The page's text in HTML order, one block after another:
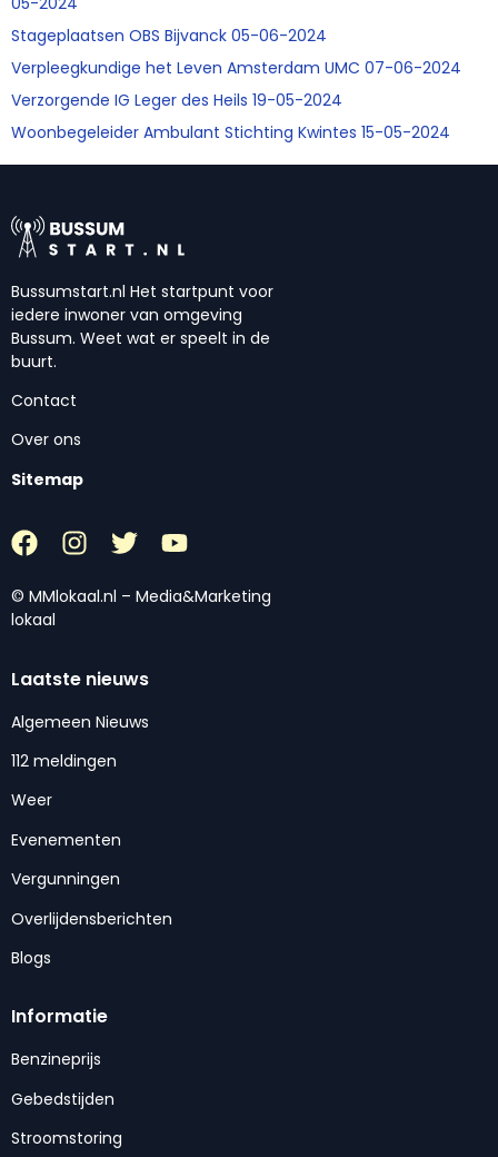
Stageplaatsen OBS Bijvanck 05-06-2024
Verpleegkundige het Leven Amsterdam UMC 07-06-2024
Verzorgende IG Leger des Heils 19-05-2024
Woonbegeleider Ambulant Stichting Kwintes 15-05-2024
Bussumstart.nl Het startpunt voor
iedere inwoner van omgeving
Bussum. Weet wat er speelt in de
buurt.
Contact
Over ons
Sitemap
© MMlokaal.nl – Media&Marketing
lokaal
Laatste nieuws
Algemeen Nieuws
112 meldingen
Weer
Evenementen
Vergunningen
Overlijdensberichten
Blogs
Informatie
Benzineprijs
Gebedstijden
Stroomstoring